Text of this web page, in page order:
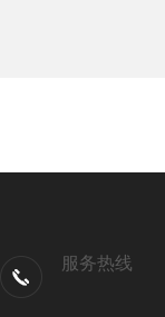
服务热线